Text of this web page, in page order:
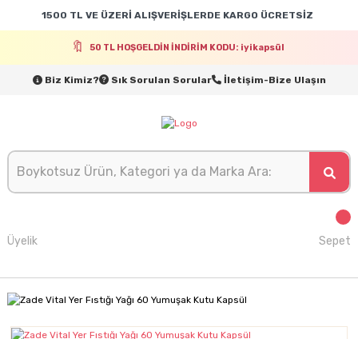
1500 TL VE ÜZERİ ALIŞVERİŞLERDE KARGO ÜCRETSİZ
50 TL HOŞGELDİN İNDİRİM KODU: iyikapsül
Biz Kimiz? Sık Sorulan Sorular İletişim-Bize Ulaşın
Üyelik Sepet